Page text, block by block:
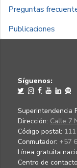
Preguntas
Publicaciones
Síguenos:
Superintendencia
Dirección: Calle 7
Código postal:
Conmutador: +57
Línea gratuita
Centro de